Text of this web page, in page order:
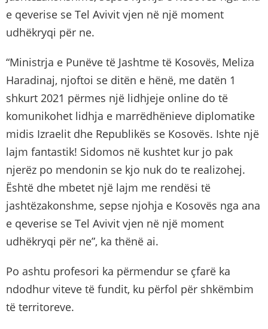
e qeverise se Tel Avivit vjen në një moment
udhëkryqi për ne.
“Ministrja e Punëve të Jashtme të Kosovës, Meliza
Haradinaj, njoftoi se ditën e hënë, me datën 1
shkurt 2021 përmes një lidhjeje online do të
komunikohet lidhja e marrëdhënieve diplomatike
midis Izraelit dhe Republikës se Kosovës. Ishte një
lajm fantastik! Sidomos në kushtet kur jo pak
njerëz po mendonin se kjo nuk do te realizohej.
Është dhe mbetet një lajm me rendësi të
jashtëzakonshme, sepse njohja e Kosovës nga ana
e qeverise se Tel Avivit vjen në një moment
udhëkryqi për ne”, ka thënë ai.
Po ashtu profesori ka përmendur se çfarë ka
ndodhur viteve të fundit, ku përfol për shkëmbim
të territoreve.